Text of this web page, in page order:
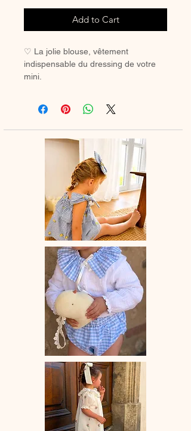
Add to Cart
♡ La jolie blouse, vêtement
indispensable du dressing de votre
mini.
look tout en douceur.
♡Blouse à manches longues et en
option col élastiqué en broderie
La broderie peut différer selon les
stocks.
♡ Le délai de fabrication est de 15 à
28 jours ouvrés selon les commandes
en cours.
♡ Lavage à la main ou en machine
30° max, couleurs similaires, cycle
délicat. Ne pas utilser de sèche-linge.